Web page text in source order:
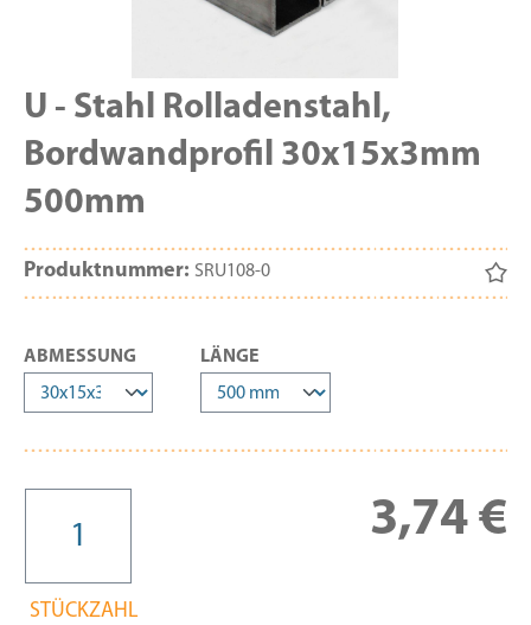
U - Stahl Rolladenstahl,
Bordwandprofil 30x15x3mm
500mm
Produktnummer: SRU108-0
ABMESSUNG AUSWÄHLEN
LÄNGE
3,74 €
STÜCKZAHL